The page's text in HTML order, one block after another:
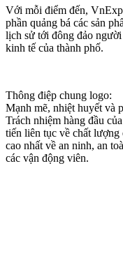
Với mỗi điểm đến,
phần quảng bá các sản
lịch sử tới đông đảo
kinh tế của thành phố.
Thông điệp chung logo:
Mạnh mẽ, nhiệt huyết và
Trách nhiệm hàng đầu
tiến liên tục về chất lượng
cao nhất về an ninh, an
các vận động viên.